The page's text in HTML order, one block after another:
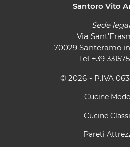
Santoro Vito
Sede
Via
70029 Santeramo
Tel +39
© 2026 - P.IVA
Cucine
Cucine
Pareti